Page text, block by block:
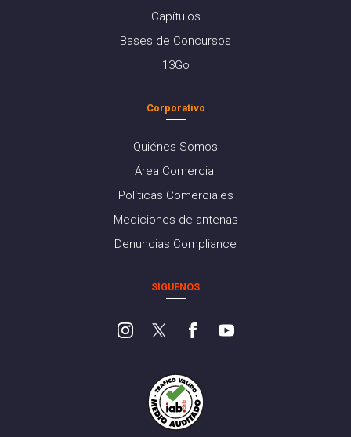
Capítulos
Bases de Concursos
13Go
Corporativo
Quiénes Somos
Área Comercial
Políticas Comerciales
Mediciones de antenas
Denuncias Compliance
SÍGUENOS